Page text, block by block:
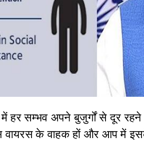
हर सम्भव अपने बुजुर्गों से दूर
वायरस के वाहक हों और आप में